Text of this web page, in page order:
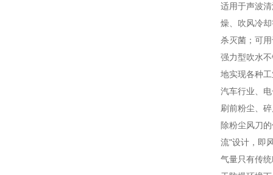
适用于声波
燥、吹风冷
杀灭菌；可
强力型吹水
地实现各种
汽车行业、
刷前粉尘、
除粉尘风刀
流"设计，即
气量只有传